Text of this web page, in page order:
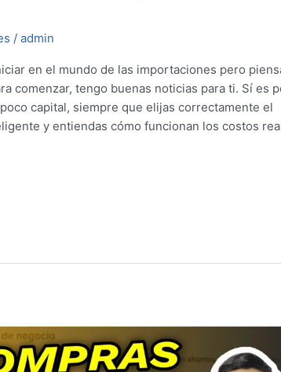
/admin
en el mundo de las importaciones pero
comenzar, tengo buenas noticias para ti. Sí es
capital, siempre que elijas correctamente el
y entiendas cómo funcionan los costos